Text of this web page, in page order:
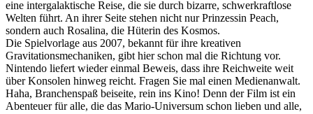
eine intergalaktische Reise, die sie durch bizarre, schwerkraftlose
Welten führt. An ihrer Seite stehen nicht nur Prinzessin Peach,
sondern auch Rosalina, die Hüterin des Kosmos.
Die Spielvorlage aus 2007, bekannt für ihre kreativen
Gravitationsmechaniken, gibt hier schon mal die Richtung vor.
Nintendo liefert wieder einmal Beweis, dass ihre Reichweite weit
über Konsolen hinweg reicht. Fragen Sie mal einen Medienanwalt.
Haha, Branchenspaß beiseite, rein ins Kino! Denn der Film ist ein
Abenteuer für alle, die das Mario-Universum schon lieben und alle,